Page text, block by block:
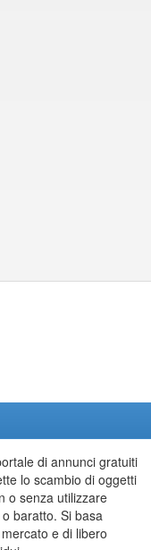
di annunci gratuiti
lo scambio di oggetti
o senza utilizzare
baratto. Si basa
e di libero